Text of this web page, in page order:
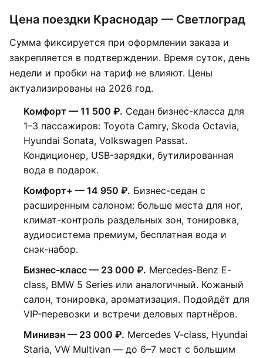
Цена поездки Краснодар — Светлоград
Сумма фиксируется при оформлении заказа и
закрепляется в подтверждении. Время суток, день
недели и пробки на тариф не влияют. Цены
актуализированы на 2026 год.
Комфорт — 11 500 ₽. Седан бизнес-класса для
1–3 пассажиров: Toyota Camry, Skoda Octavia,
Hyundai Sonata, Volkswagen Passat.
Кондиционер, USB-зарядки, бутилированная
вода в подарок.
Комфорт+ — 14 950 ₽. Бизнес-седан с
расширенным салоном: больше места для ног,
климат-контроль раздельных зон, тонировка,
аудиосистема премиум, бесплатная вода и
снэк-набор.
Бизнес-класс — 23 000 ₽. Mercedes-Benz E-
class, BMW 5 Series или аналогичный. Кожаный
салон, тонировка, ароматизация. Подойдёт для
VIP-перевозки и встречи деловых партнёров.
Минивэн — 23 000 ₽. Mercedes V-class, Hyundai
Staria, VW Multivan — до 6–7 мест с большим